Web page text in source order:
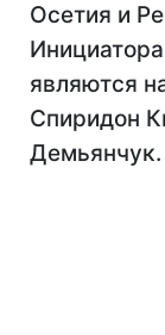
Осетия и
являются
Спиридон
Демьянчук.